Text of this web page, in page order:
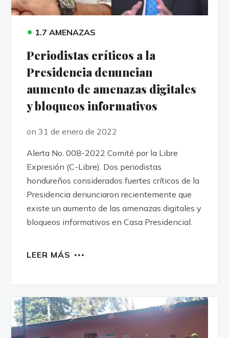
• 1.7 AMENAZAS
Periodistas críticos a la
Presidencia denuncian
aumento de amenazas digitales
y bloqueos informativos
on 31 de enero de 2022
Alerta No. 008-2022 Comité por la Libre
Expresión (C-Libre). Dos periodistas
hondureños considerados fuertes críticos de la
Presidencia denunciaron recientemente que
existe un aumento de las amenazas digitales y
bloqueos informativos en Casa Presidencial.
LEER MÁS